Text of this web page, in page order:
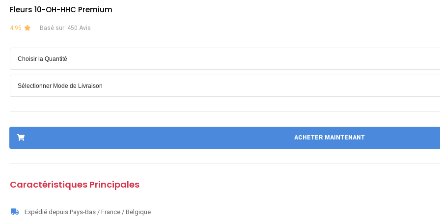
Fleurs 10-OH-HHC Premium
4.95 Basé sur: 450 Avis
ACHETER MAINTENANT
Caractéristiques Principales
Expédié depuis Pays-Bas / France / Belgique